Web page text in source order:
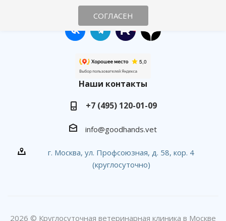
Оставайтесь на связи
Наши контакты
+7 (495) 120-01-09
info@goodhands.vet
г. Москва, ул. Профсоюзная, д. 58, кор. 4
(круглосуточно)
2026 © Круглосуточная ветеринарная клиника в Москве
СОГЛАСЕН